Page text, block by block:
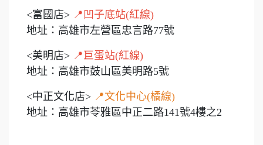
<富國店> 📍凹子底站(紅線)
地址：高雄市左營區忠言路77號
<美明店> 📍巨蛋站(紅線)
地址：高雄市鼓山區美明路5號
<中正文化店> 📍文化中心(橘線)
地址：高雄市苓雅區中正二路141號4樓之2